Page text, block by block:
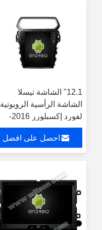
12.1" الشاشة تيسلا
الشاشة الرأسية الروبوتية
لفورد إكسبلورر 2016-
2019 سيارات الوسائط
المتعددة ستيريو جي بي
إس Carplay Player
احصل على افضل